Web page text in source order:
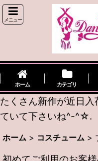
メニュー
ホーム カテゴリ
たくさん新作が近日
ていて下さいね^-^☆.
ホーム > コスチューム >